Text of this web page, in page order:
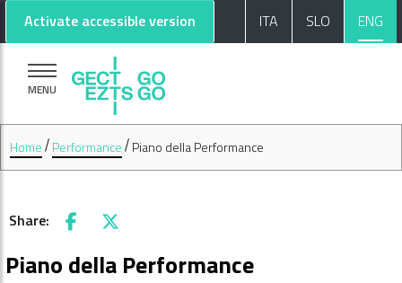
Go to main content
Go to footer
Activate accessible version ITA SLO ENG
MENU
Home Performance Piano della Performance
Share: Facebook
X
Piano della Performance